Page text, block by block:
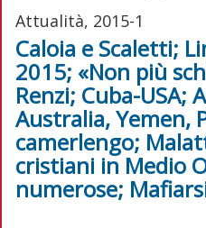
Attualità, 2015-1
Caloia e Scaletti;
2015; «Non più
Renzi; Cuba-USA;
Australia, Yemen,
camerlengo;
cristiani in Medio
numerose;